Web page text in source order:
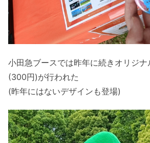
小田急ブースでは昨年に続きオリジ
(300円)が行われた
(昨年にはないデザインも登場)